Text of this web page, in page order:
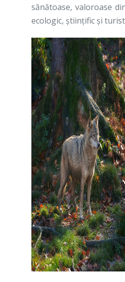
sănătoase, valoroase
ecologic, ştiinţific şi